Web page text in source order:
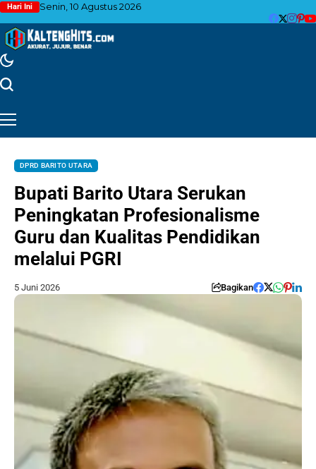
Hari Ini Senin, 10 Agustus 2026
DPRD BARITO UTARA
Bupati Barito Utara Serukan
Peningkatan Profesionalisme
Guru dan Kualitas Pendidikan
melalui PGRI
5 Juni 2026 Bagikan